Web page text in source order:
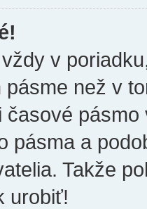
v
než v
časové
pásma a
Takže
urobiť!